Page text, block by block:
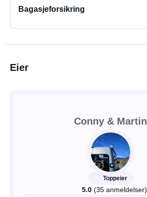
Bagasjeforsikring
Eier
Conny & Martin
Toppeier
5.0 (35 anmeldelser)